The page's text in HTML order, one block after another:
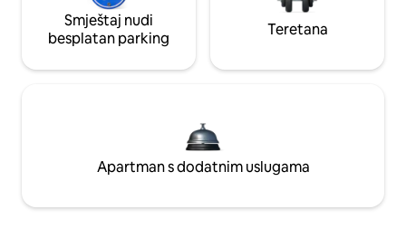
Smještaj nudi
besplatan parking
Teretana
Apartman s dodatnim uslugama